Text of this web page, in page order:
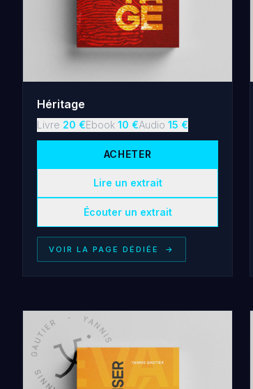
Héritage
Livre 20 €Ebook 10 €Audio 15 €
ACHETER
Lire un extrait
Écouter un extrait
VOIR LA PAGE DÉDIÉE →